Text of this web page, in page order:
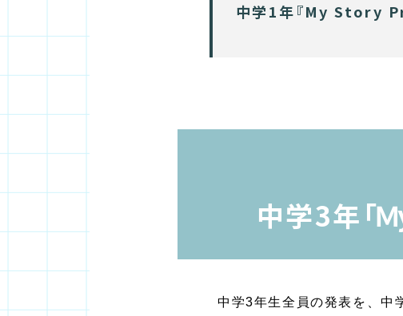
中学1年『My Story
中学3年「
中学3年生全員の発表を、中